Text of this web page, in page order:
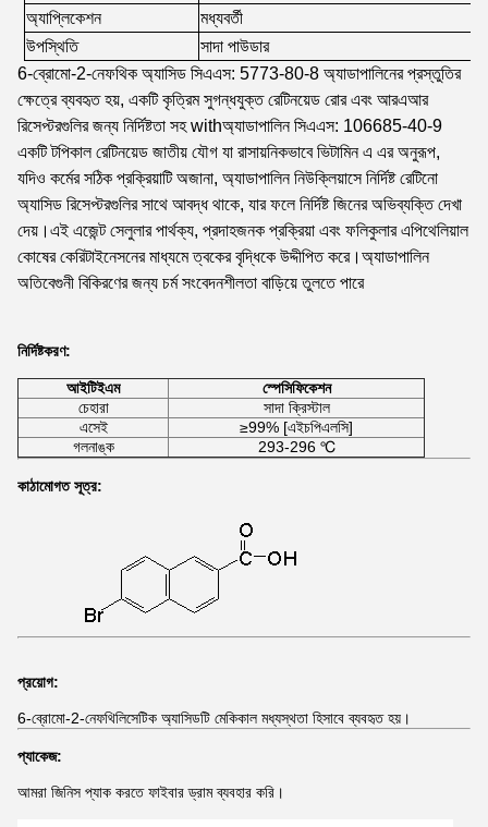
অ্যাপ্লিকেশন
মধ্যবর্তী
উপস্থিতি
সাদা পাউডার
6-ব্রোমো-2-নেফথিক অ্যাসিড সিএএস: 5773-80-8 অ্যাডাপালিনের প্রস্তুতির
ক্ষেত্রে ব্যবহৃত হয়, একটি কৃত্রিম সুগন্ধযুক্ত রেটিনয়েড রোর এবং আরএআর
রিসেপ্টরগুলির জন্য নির্দিষ্টতা সহ withঅ্যাডাপালিন সিএএস: 106685-40-9
একটি টপিকাল রেটিনয়েড জাতীয় যৌগ যা রাসায়নিকভাবে ভিটামিন এ এর ​​অনুরূপ,
যদিও কর্মের সঠিক প্রক্রিয়াটি অজানা, অ্যাডাপালিন নিউক্লিয়াসে নির্দিষ্ট রেটিনো
অ্যাসিড রিসেপ্টরগুলির সাথে আবদ্ধ থাকে, যার ফলে নির্দিষ্ট জিনের অভিব্যক্তি দেখা
দেয়।এই এজেন্ট সেলুলার পার্থক্য, প্রদাহজনক প্রক্রিয়া এবং ফলিকুলার এপিথেলিয়াল
কোষের কেরিটাইনেসনের মাধ্যমে ত্বকের বৃদ্ধিকে উদ্দীপিত করে।অ্যাডাপালিন
অতিবেগুনী বিকিরণের জন্য চর্ম সংবেদনশীলতা বাড়িয়ে তুলতে পারে
নির্দিষ্টকরণ:
আইটিইএম
স্পেসিফিকেশন
চেহারা
সাদা ক্রিস্টাল
এসেই
≥99% [এইচপিএলসি]
গলনাঙ্ক
293-296 ℃
কাঠামোগত সূত্র:
প্রয়োগ:
6-ব্রোমো-2-নেফথিলিসেটিক অ্যাসিডটি মেকিকাল মধ্যস্থতা হিসাবে ব্যবহৃত হয়।
প্যাকেজ:
আমরা জিনিস প্যাক করতে ফাইবার ড্রাম ব্যবহার করি।